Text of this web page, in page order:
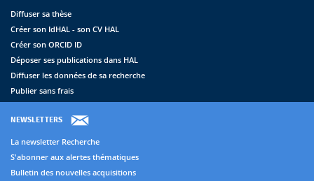
Diffuser sa thèse
Créer son IdHAL - son CV HAL
Créer son ORCID ID
Déposer ses publications dans HAL
Diffuser les données de sa recherche
Publier sans frais
NEWSLETTERS
La newsletter Recherche
S'abonner aux alertes thématiques
Bulletin des nouvelles acquisitions